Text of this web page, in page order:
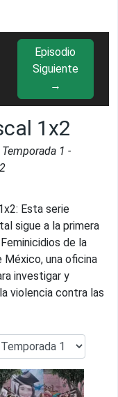
Episodio
Siguiente
→
1x2
Temporada 1 -
2
: Esta serie
sigue a la primera
de la
México, una oficina
investigar y
violencia contra las